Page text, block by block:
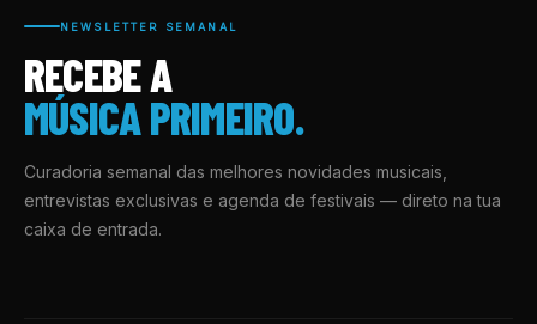
NEWSLETTER SEMANAL
RECEBE A
MÚSICA PRIMEIRO.
Curadoria semanal das melhores novidades musicais,
entrevistas exclusivas e agenda de festivais — direto na tua
caixa de entrada.